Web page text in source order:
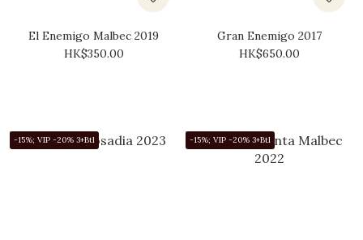
El Enemigo Malbec 2019
HK$350.00
Gran Enemigo 2017
HK$650.00
-15%; VIP -20% 3+Btl -15%; VIP -20% 3+Btl